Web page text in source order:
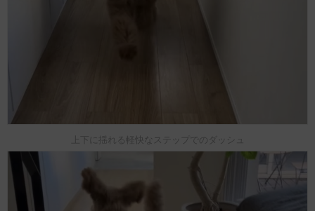
上下に揺れる軽快なステップでのダッシュ